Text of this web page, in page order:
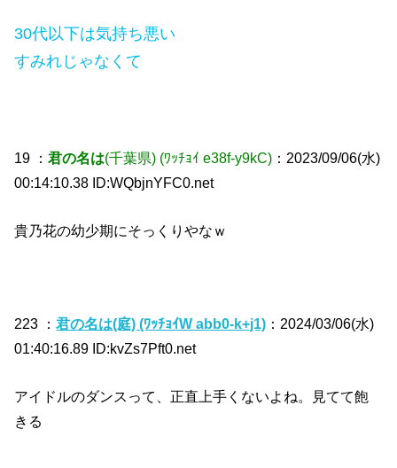
30代以下は気持ち悪い
すみれじゃなくて
19 ：君の名は(千葉県) (ﾜｯﾁｮｲ e38f-y9kC) ：2023/09/06(水)
00:14:10.38 ID:WQbjnYFC0.net
貴乃花の幼少期にそっくりやなｗ
223 ：君の名は(庭) (ﾜｯﾁｮｲW abb0-k+j1) ：2024/03/06(水)
01:40:16.89 ID:kvZs7Pft0.net
アイドルのダンスって、正直上手くないよね。見てて飽
きる